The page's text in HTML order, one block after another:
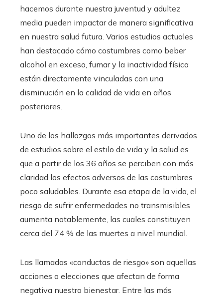
hacemos durante nuestra juventud y adultez
media pueden impactar de manera significativa
en nuestra salud futura. Varios estudios actuales
han destacado cómo costumbres como beber
alcohol en exceso, fumar y la inactividad física
están directamente vinculadas con una
disminución en la calidad de vida en años
posteriores.
Uno de los hallazgos más importantes derivados
de estudios sobre el estilo de vida y la salud es
que a partir de los 36 años se perciben con más
claridad los efectos adversos de las costumbres
poco saludables. Durante esa etapa de la vida, el
riesgo de sufrir enfermedades no transmisibles
aumenta notablemente, las cuales constituyen
cerca del 74 % de las muertes a nivel mundial.
Las llamadas «conductas de riesgo» son aquellas
acciones o elecciones que afectan de forma
negativa nuestro bienestar. Entre las más